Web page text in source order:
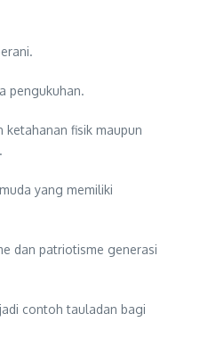
pengukuhan.
ketahanan fisik maupun
yang memiliki
dan patriotisme generasi
contoh tauladan bagi